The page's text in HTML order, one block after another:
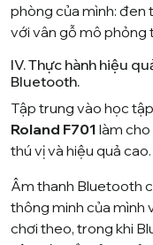
phòng của mình: đen
với vân gỗ mô phỏng
IV. Thực hành hiệu
Bluetooth.
Tập trung vào học
Roland F701 làm
thú vị và hiệu quả cao.
Âm thanh Bluetooth
thông minh của mình
chơi theo, trong khi